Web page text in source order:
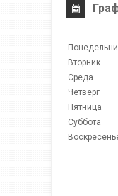
Вторник
Среда
Четверг
Пятница
Суббота